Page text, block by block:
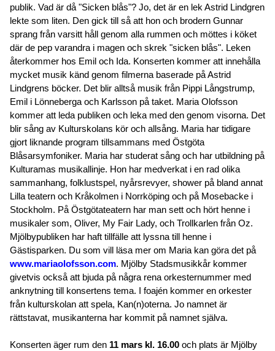
publik. Vad är då "Sicken blås"? Jo, det är en lek Astrid Lindgren
lekte som liten. Den gick till så att hon och brodern Gunnar
sprang från varsitt håll genom alla rummen och möttes i köket
där de pep varandra i magen och skrek "sicken blås". Leken
återkommer hos Emil och Ida. Konserten kommer att innehålla
mycket musik känd genom filmerna baserade på Astrid
Lindgrens böcker. Det blir alltså musik från Pippi Långstrump,
Emil i Lönneberga och Karlsson på taket. Maria Olofsson
kommer att leda publiken och leka med den genom visorna. Det
blir sång av Kulturskolans kör och allsång. Maria har tidigare
gjort liknande program tillsammans med Östgöta
Blåsarsymfoniker. Maria har studerat sång och har utbildning på
Kulturamas musikallinje. Hon har medverkat i en rad olika
sammanhang, folklustspel, nyårsrevyer, shower på bland annat
Lilla teatern och Kråkolmen i Norrköping och på Mosebacke i
Stockholm. På Östgötateatern har man sett och hört henne i
musikaler som, Oliver, My Fair Lady, och Trollkarlen från Oz.
Mjölbypubliken har haft tillfälle att lyssna till henne i
Gästisparken. Du som vill läsa mer om Maria kan göra det på
www.mariaolofsson.com. Mjölby Stadsmusikkår kommer
givetvis också att bjuda på några rena orkesternummer med
anknytning till konsertens tema. I foajén kommer en orkester
från kulturskolan att spela, Kan(n)oterna. Jo namnet är
rättstavat, musikanterna har kommit på namnet själva.
Konserten äger rum den 11 mars kl. 16.00 och plats är Mjölby